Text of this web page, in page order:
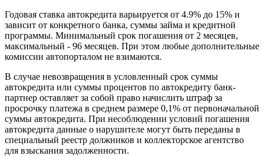
Годовая ставка автокредита варьируется от 4.9% до 15% и
зависит от конкретного банка, суммы займа и кредитной
программы. Минимальный срок погашения от 2 месяцев,
максимальный - 96 месяцев. При этом любые дополнительные
комиссии автопорталом не взимаются.
В случае невозвращения в условленный срок суммы
автокредита или суммы процентов по автокредиту банк-
партнер оставляет за собой право начислить штраф за
просрочку платежа в среднем размере 0,1% от первоначальной
суммы автокредита. При несоблюдении условий погашения
автокредита данные о нарушителе могут быть переданы в
специальный реестр должников и коллекторское агентство
для взыскания задолженности.